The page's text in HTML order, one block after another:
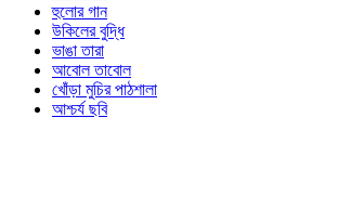
হুলোর গান
উকিলের বুদ্ধি
ভাঙা তারা
আবোল তাবোল
খোঁড়া মুচির পাঠশালা
আশ্চর্য ছবি